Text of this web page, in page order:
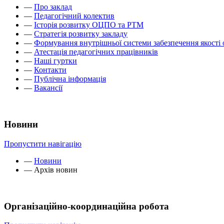
— Про заклад
— Педагогічний колектив
— Історія розвитку ОЦПО та РТМ
— Стратегія розвитку закладу
— Формування внутрішньої системи забезпечення якості
— Атестація педагогічних працівників
— Наші гуртки
— Контакти
— Публічна інформація
— Вакансії
Новини
Пропустити навігацію
— Новини
— Архів новин
Організаційно-координаційна робота